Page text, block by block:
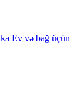
Ev və bağ üçün